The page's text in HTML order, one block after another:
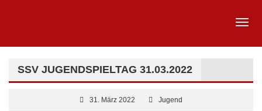
SSV JUGENDSPIELTAG 31.03.2022
31. März 2022 Jugend